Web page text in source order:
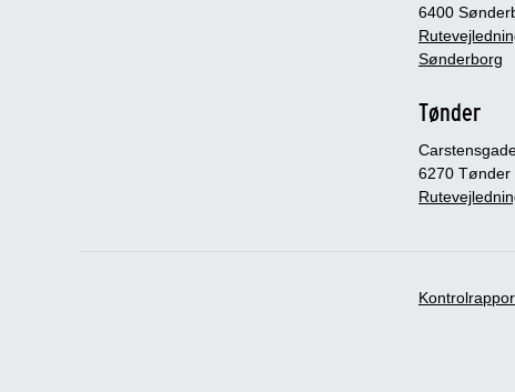
6400
Sønderborg
Tønder
6270 Tønder